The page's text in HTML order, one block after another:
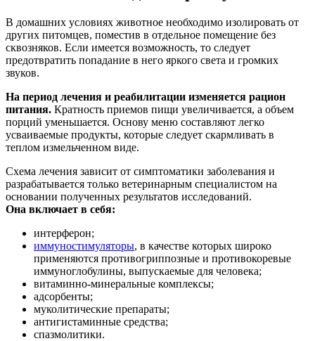
В домашних условиях животное необходимо изолировать от
других питомцев, поместив в отдельное помещение без
сквозняков. Если имеется возможность, то следует
предотвратить попадание в него яркого света и громких
звуков.
На период лечения и реабилитации изменяется рацион
питания. Кратность приемов пищи увеличивается, а объем
порций уменьшается. Основу меню составляют легко
усваиваемые продукты, которые следует скармливать в
теплом измельченном виде.
Схема лечения зависит от симптоматики заболевания и
разрабатывается только ветеринарным специалистом на
основании полученных результатов исследований.
Она включает в себя:
интерферон;
иммуностимуляторы, в качестве которых широко
применяются противогриппозные и противокоревые
иммуноглобулины, выпускаемые для человека;
витаминно-минеральные комплексы;
адсорбенты;
муколитические препараты;
антигистаминные средства;
спазмолитики.